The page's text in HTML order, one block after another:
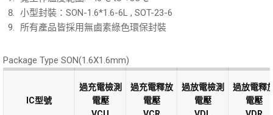
小型封裝：SON-1.6*1.6-6L , SOT-23-6
所有產品皆採用無鹵素綠色環保封裝
Package Type SON(1.6X1.6mm)
IC型號
過充電檢測
電壓
過充電釋放
電壓
過放電檢測
電壓
過放電釋
電壓
IC型號
IC型號
IC型號
過充電檢測
電壓
過充電釋放
電壓
過放電檢測
電壓
過放電釋
電壓